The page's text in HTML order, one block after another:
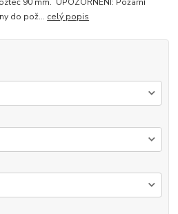
90 mm. UPOZORNĚNÍ: Požární
do pož... celý popis